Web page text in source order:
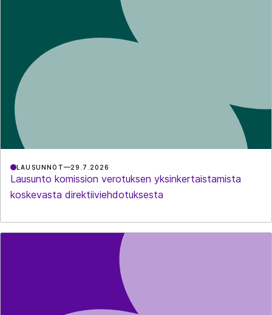
LAUSUNNOT 29.7.2026
Lausunto komission verotuksen yksinkertaistamista
koskevasta direktiiviehdotuksesta